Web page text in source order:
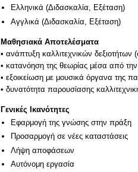
Ελληνικά (Διδασκαλία, Εξέταση)
Αγγλικά (Διδασκαλία, Εξέταση)
Μαθησιακά Αποτελέσματα
• ανάπτυξη καλλιτεχνικών δεξιοτήτων
• κατανόηση της θεωρίας μέσα από
• εξοικείωση με μουσικά όργανα της
• δυνατότητα παρουσίασης
Γενικές Ικανότητες
Εφαρμογή της γνώσης στην πράξη
Προσαρμογή σε νέες καταστάσεις
Λήψη αποφάσεων
Αυτόνομη εργασία